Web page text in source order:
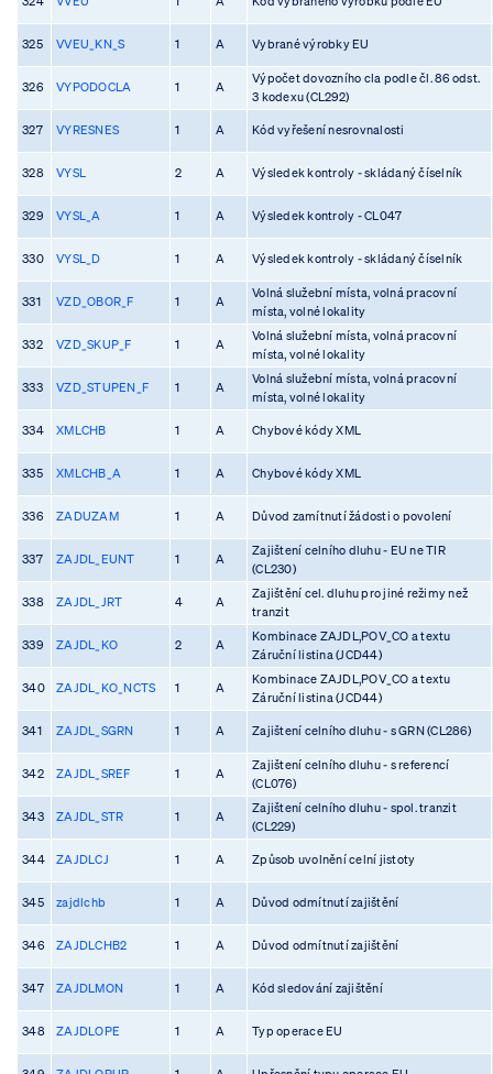
325 VVEU_KN_S 1 A Vybrané výrobky EU
326 VYPODOCLA 1 A
Výpočet dovozního cla podle čl. 86 odst.
3 kodexu (CL292)
327 VYRESNES 1 A Kód vyřešení nesrovnalosti
328 VYSL 2 A Výsledek kontroly - skládaný číselník
329 VYSL_A 1 A Výsledek kontroly - CL047
330 VYSL_D 1 A Výsledek kontroly - skládaný číselník
331 VZD_OBOR_F 1 A
Volná služební místa, volná pracovní
místa, volné lokality
332 VZD_SKUP_F 1 A
Volná služební místa, volná pracovní
místa, volné lokality
333 VZD_STUPEN_F 1 A
Volná služební místa, volná pracovní
místa, volné lokality
334 XMLCHB 1 A Chybové kódy XML
335 XMLCHB_A 1 A Chybové kódy XML
336 ZADUZAM 1 A Důvod zamítnutí žádosti o povolení
337 ZAJDL_EUNT 1 A
Zajištení celního dluhu - EU ne TIR
(CL230)
338 ZAJDL_JRT 4 A
Zajištění cel. dluhu pro jiné režimy než
tranzit
339 ZAJDL_KO 2 A
Kombinace ZAJDL,POV_CO a textu
Záruční listina (JCD44)
340 ZAJDL_KO_NCTS 1 A
Kombinace ZAJDL,POV_CO a textu
Záruční listina (JCD44)
341 ZAJDL_SGRN 1 A Zajištení celního dluhu - s GRN (CL286)
342 ZAJDL_SREF 1 A
Zajištení celního dluhu - s referencí
(CL076)
343 ZAJDL_STR 1 A
Zajištení celního dluhu - spol. tranzit
(CL229)
344 ZAJDLCJ 1 A Způsob uvolnění celní jistoty
345 zajdlchb 1 A Důvod odmítnutí zajištění
346 ZAJDLCHB2 1 A Důvod odmítnutí zajištění
347 ZAJDLMON 1 A Kód sledování zajištění
348 ZAJDLOPE 1 A Typ operace EU